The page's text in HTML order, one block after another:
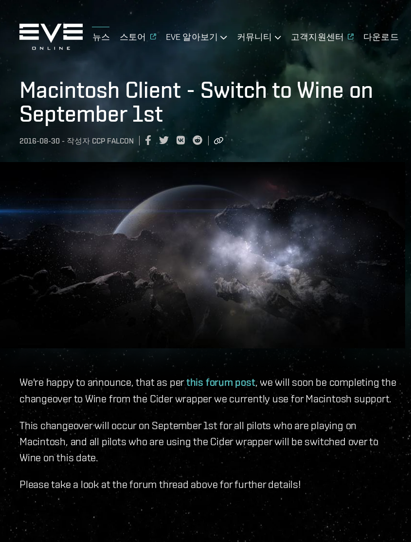
뉴스 스토어 EVE 알아보기 커뮤니티 고객지원센터 다운로드
Macintosh Client - Switch to Wine on
September 1st
2016-08-30 - 작성자 CCP FALCON
We're happy to announce, that as perthis forum post, we will soon be completing the
changeover to Wine from the Cider wrapper we currently use for Macintosh support.
This changeover will occur on September 1st for all pilots who are playing on
Macintosh, and all pilots who are using the Cider wrapper will be switched over to
Wine on this date.
Please take a look at the forum thread above for further details!